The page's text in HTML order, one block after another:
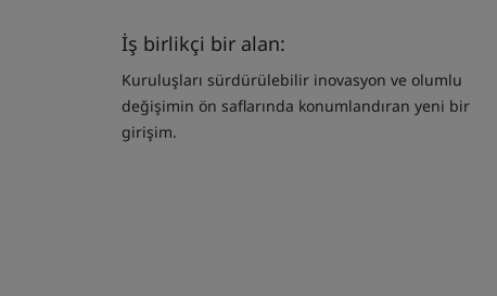
İş birlikçi bir alan:
Kuruluşları sürdürülebilir inovasyon ve olumlu
değişimin ön saflarında konumlandıran yeni bir
girişim.